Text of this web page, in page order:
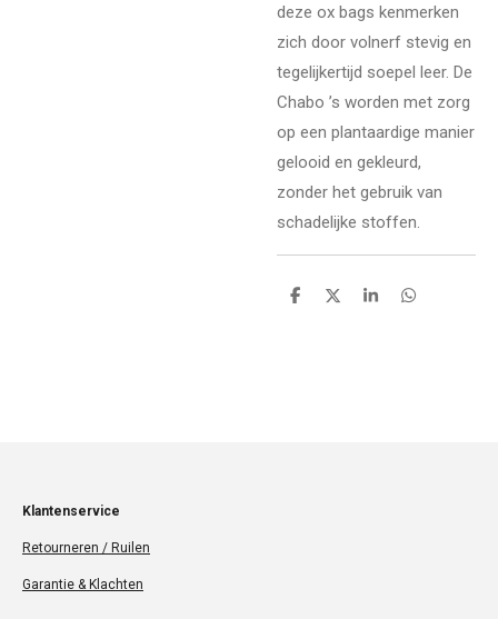
deze ox bags kenmerken
zich door volnerf stevig en
tegelijkertijd soepel leer. De
Chabo ’s worden met zorg
op een plantaardige manier
gelooid en gekleurd,
zonder het gebruik van
schadelijke stoffen.
D
D
S
D
Klantenservice
Retourneren / Ruilen
Garantie & Klachten